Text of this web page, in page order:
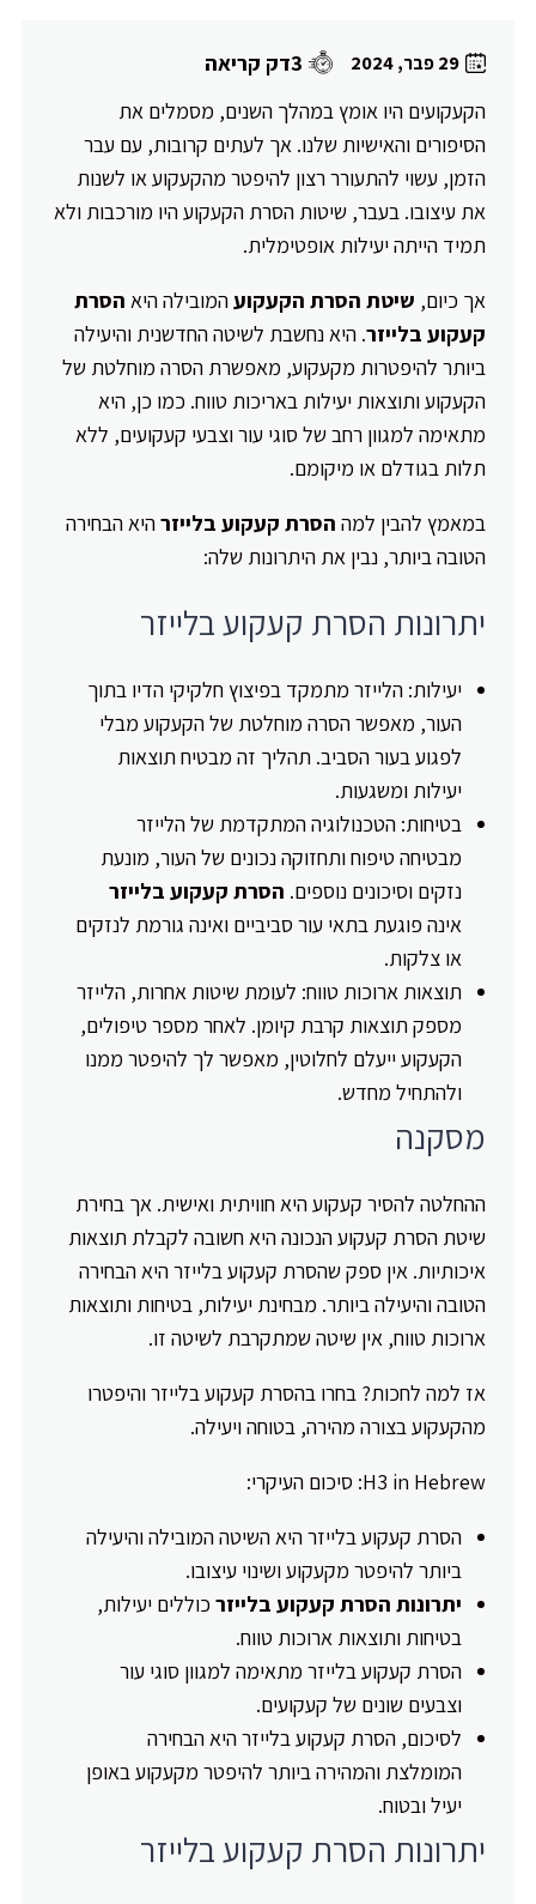
29 פבר, 2024
3דק קריאה
הקעקועים היו אומץ במהלך השנים, מסמלים את
הסיפורים והאישיות שלנו. אך לעתים קרובות, עם עבר
הזמן, עשוי להתעורר רצון להיפטר מהקעקוע או לשנות
את עיצובו. בעבר, שיטות הסרת הקעקוע היו מורכבות ולא
תמיד הייתה יעילות אופטימלית.
אך כיום, שיטת הסרת הקעקועהמובילה היא הסרת
קעקוע בלייזר. היא נחשבת לשיטה החדשנית והיעילה
ביותר להיפטרות מקעקוע, מאפשרת הסרה מוחלטת של
הקעקוע ותוצאות יעילות באריכות טווח. כמו כן, היא
מתאימה למגוון רחב של סוגי עור וצבעי קעקועים, ללא
תלות בגודלם או מיקומם.
במאמץ להבין למה הסרת קעקוע בלייזרהיא הבחירה
הטובה ביותר, נבין את היתרונות שלה:
יתרונות הסרת קעקוע בלייזר
יעילות: הלייזר מתמקד בפיצוץ חלקיקי הדיו בתוך
העור, מאפשר הסרה מוחלטת של הקעקוע מבלי
לפגוע בעור הסביב. תהליך זה מבטיח תוצאות
יעילות ומשגעות.
בטיחות: הטכנולוגיה המתקדמת של הלייזר
מבטיחה טיפוח ותחזוקה נכונים של העור, מונעת
נזקים וסיכונים נוספים. הסרת קעקוע בלייזר
אינה פוגעת בתאי עור סביביים ואינה גורמת לנזקים
או צלקות.
תוצאות ארוכות טווח: לעומת שיטות אחרות, הלייזר
מספק תוצאות קרבת קיומן. לאחר מספר טיפולים,
הקעקוע ייעלם לחלוטין, מאפשר לך להיפטר ממנו
ולהתחיל מחדש.
מסקנה
ההחלטה להסיר קעקוע היא חוויתית ואישית. אך בחירת
שיטת הסרת קעקוע הנכונה היא חשובה לקבלת תוצאות
איכותיות. אין ספק שהסרת קעקוע בלייזר היא הבחירה
הטובה והיעילה ביותר. מבחינת יעילות, בטיחות ותוצאות
ארוכות טווח, אין שיטה שמתקרבת לשיטה זו.
אז למה לחכות? בחרו בהסרת קעקוע בלייזר והיפטרו
מהקעקוע בצורה מהירה, בטוחה ויעילה.
H3 in Hebrew: סיכום העיקרי:
הסרת קעקוע בלייזר היא השיטה המובילה והיעילה
ביותר להיפטר מקעקוע ושינוי עיצובו.
יתרונות הסרת קעקוע בלייזרכוללים יעילות,
בטיחות ותוצאות ארוכות טווח.
הסרת קעקוע בלייזר מתאימה למגוון סוגי עור
וצבעים שונים של קעקועים.
לסיכום, הסרת קעקוע בלייזר היא הבחירה
המומלצת והמהירה ביותר להיפטר מקעקוע באופן
יעיל ובטוח.
יתרונות הסרת קעקוע בלייזר